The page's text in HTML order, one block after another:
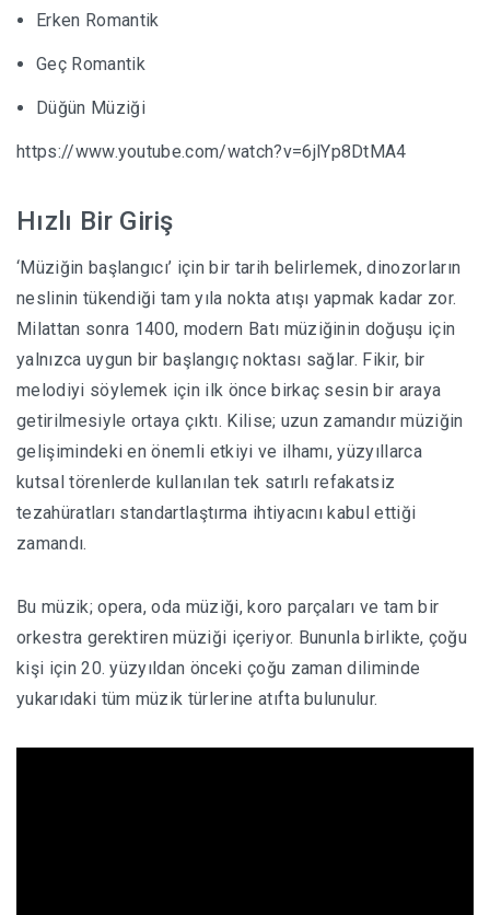
Erken Romantik
Geç Romantik
Düğün Müziği
https://www.youtube.com/watch?v=6jlYp8DtMA4
Hızlı Bir Giriş
‘Müziğin başlangıcı’ için bir tarih belirlemek, dinozorların
neslinin tükendiği tam yıla nokta atışı yapmak kadar zor.
Milattan sonra 1400, modern Batı müziğinin doğuşu için
yalnızca uygun bir başlangıç noktası sağlar. Fikir, bir
melodiyi söylemek için ilk önce birkaç sesin bir araya
getirilmesiyle ortaya çıktı. Kilise; uzun zamandır müziğin
gelişimindeki en önemli etkiyi ve ilhamı, yüzyıllarca
kutsal törenlerde kullanılan tek satırlı refakatsiz
tezahüratları standartlaştırma ihtiyacını kabul ettiği
zamandı.
Bu müzik; opera, oda müziği, koro parçaları ve tam bir
orkestra gerektiren müziği içeriyor. Bununla birlikte, çoğu
kişi için 20. yüzyıldan önceki çoğu zaman diliminde
yukarıdaki tüm müzik türlerine atıfta bulunulur.